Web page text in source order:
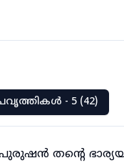
- 5 (42)
തന്റെ